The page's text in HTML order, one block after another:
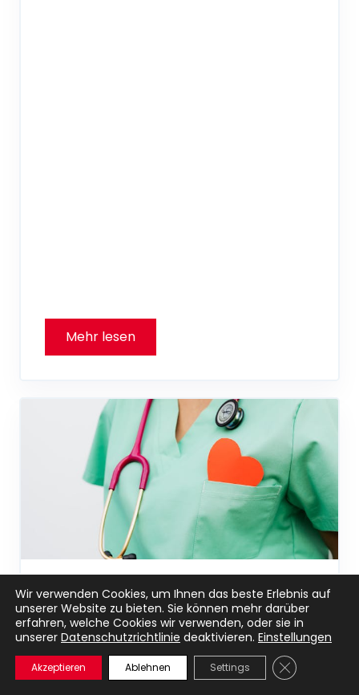
Rufanlagen für die Pflege:
Unsere Vision für sichere
Kommunikation
13. April 2026
Wir verwenden Cookies, um Ihnen das beste Erlebnis auf
unserer Website zu bieten. Sie können mehr darüber
erfahren, welche Cookies wir verwenden, oder sie in
unserer Datenschutzrichtlinie deaktivieren. Einstellungen
Akzeptieren Ablehnen Settings GDPR